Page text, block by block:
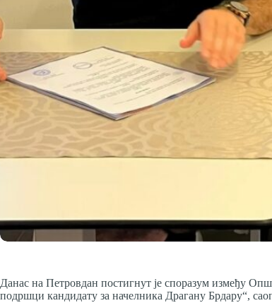
Данас на Петровдан постигнут је споразум између
подршци кандидату за начелника Драгану Брдару“,